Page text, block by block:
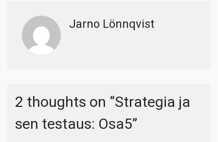
Jarno Lönnqvist
2 thoughts on “Strategia ja
sen testaus: Osa5”